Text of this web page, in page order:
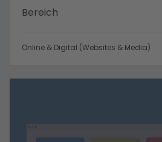
Bereich
Online & Digital (Websites & Media)